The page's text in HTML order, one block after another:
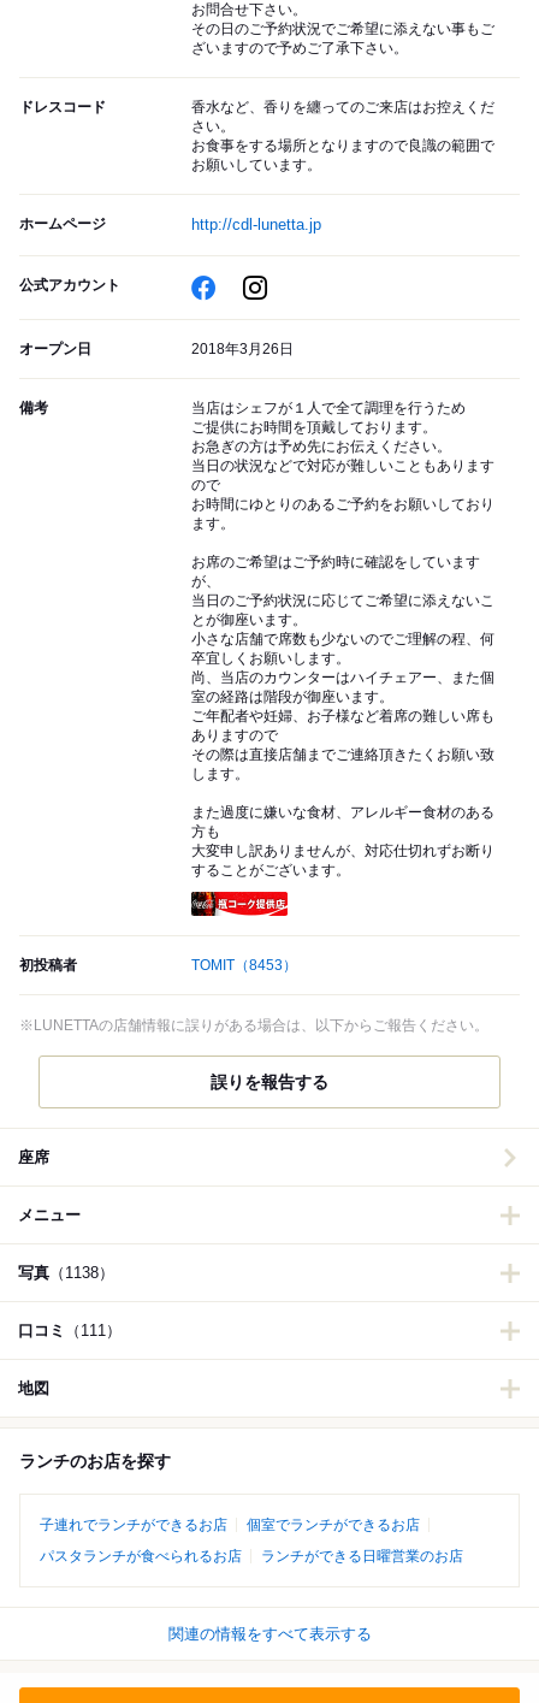
お問合せ下さい。
その日のご予約状況でご希望に添えない事もご
ざいますので予めご了承下さい。
ドレスコード
香水など、香りを纏ってのご来店はお控えくだ
さい。
お食事をする場所となりますので良識の範囲で
お願いしています。
ホームページ http://cdl-lunetta.jp
公式アカウント
オープン日 2018年3月26日
備考
当店はシェフが１人で全て調理を行うため
ご提供にお時間を頂戴しております。
お急ぎの方は予め先にお伝えください。
当日の状況などで対応が難しいこともあります
ので
お時間にゆとりのあるご予約をお願いしており
ます。
お席のご希望はご予約時に確認をしています
が、
当日のご予約状況に応じてご希望に添えないこ
とが御座います。
小さな店舗で席数も少ないのでご理解の程、何
卒宜しくお願いします。
尚、当店のカウンターはハイチェアー、また個
室の経路は階段が御座います。
ご年配者や妊婦、お子様など着席の難しい席も
ありますので
その際は直接店舗までご連絡頂きたくお願い致
します。
また過度に嫌いな食材、アレルギー食材のある
方も
大変申し訳ありませんが、対応仕切れずお断り
することがございます。
初投稿者 TOMIT （8453）
※LUNETTAの店舗情報に誤りがある場合は、以下からご報告ください。
誤りを報告する
座席
メニュー
写真 （1138）
口コミ （111）
地図
ランチのお店を探す
子連れでランチができるお店
個室でランチができるお店
パスタランチが食べられるお店
ランチができる日曜営業のお店
関連の情報をすべて表示する